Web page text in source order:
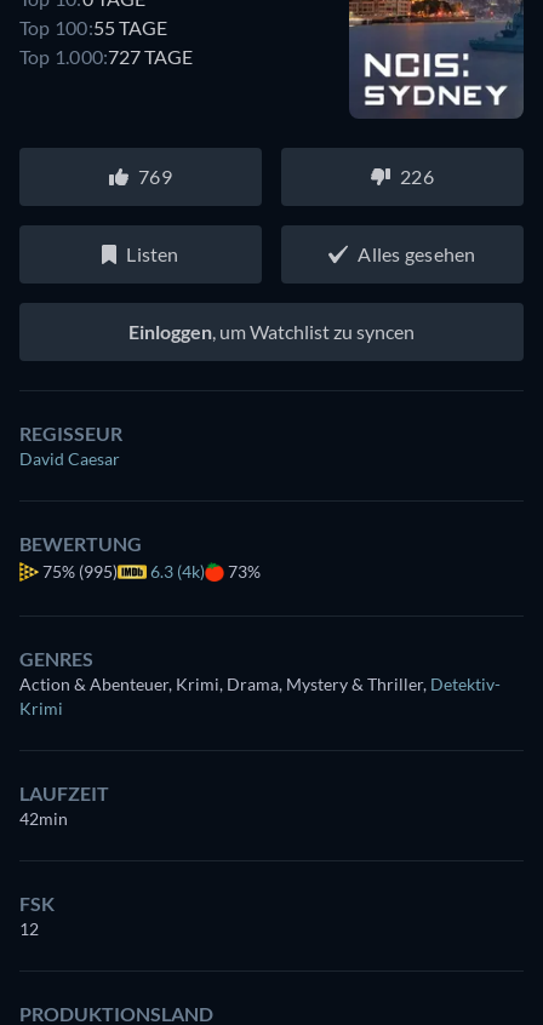
Top 100:55 TAGE
Top 1.000:727 TAGE
769 226
Listen Alles gesehen
Einloggen, um Watchlist zu syncen
REGISSEUR
David Caesar
BEWERTUNG
75% (995) 6.3 (4k) 73%
GENRES
Action & Abenteuer, Krimi, Drama, Mystery & Thriller, Detektiv-
Krimi
LAUFZEIT
42min
FSK
12
PRODUKTIONSLAND